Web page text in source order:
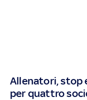
Allenatori, stop
per quattro